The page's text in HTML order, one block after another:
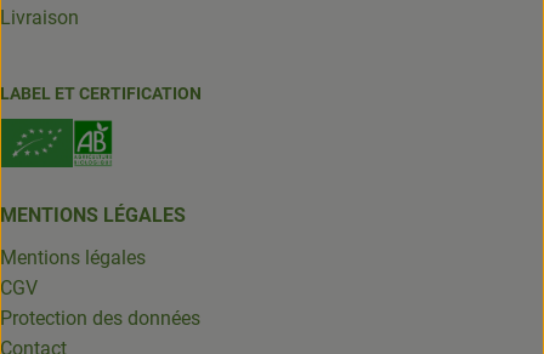
Livraison
LABEL ET CERTIFICATION
MENTIONS LÉGALES
Mentions légales
CGV
Protection des données
Contact